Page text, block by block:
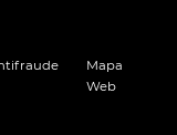
Mapa
Web